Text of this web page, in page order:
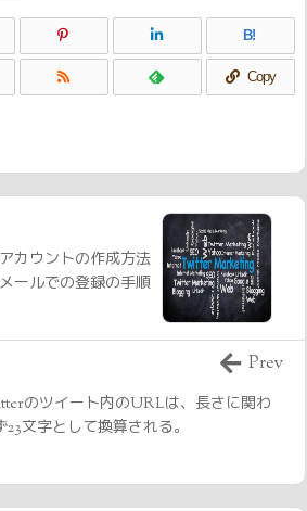
B!
Copy
カウントの作成方法
ールでの登録の手順
のツイート内のURLは、長さに関わ
23文字として換算される。
Prev